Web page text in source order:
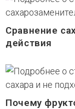
Сравнение
действия
Почему